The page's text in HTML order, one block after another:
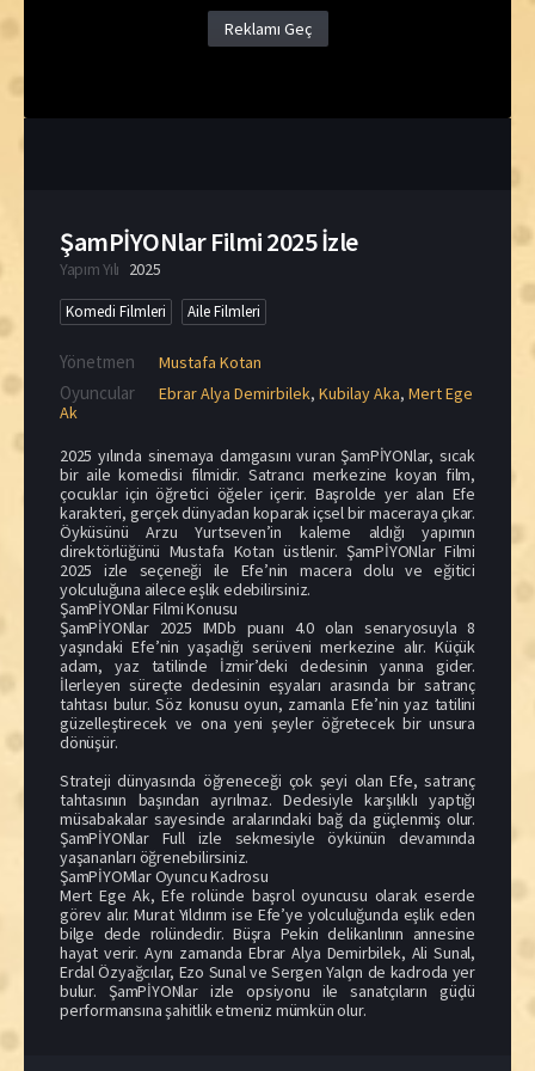
Reklamı Geç
ŞamPİYONlar Filmi 2025 İzle
Yapım Yılı 2025
Komedi Filmleri Aile Filmleri
Yönetmen Mustafa Kotan
Oyuncular Ebrar Alya Demirbilek, Kubilay Aka, Mert Ege
Ak
2025 yılında sinemaya damgasını vuran ŞamPİYONlar, sıcak
bir aile komedisi filmidir. Satrancı merkezine koyan film,
çocuklar için öğretici öğeler içerir. Başrolde yer alan Efe
karakteri, gerçek dünyadan koparak içsel bir maceraya çıkar.
Öyküsünü Arzu Yurtseven’in kaleme aldığı yapımın
direktörlüğünü Mustafa Kotan üstlenir. ŞamPİYONlar Filmi
2025 izle seçeneği ile Efe’nin macera dolu ve eğitici
yolculuğuna ailece eşlik edebilirsiniz.
ŞamPİYONlar Filmi Konusu
ŞamPİYONlar 2025 IMDb puanı 4.0 olan senaryosuyla 8
yaşındaki Efe’nin yaşadığı serüveni merkezine alır. Küçük
adam, yaz tatilinde İzmir’deki dedesinin yanına gider.
İlerleyen süreçte dedesinin eşyaları arasında bir satranç
tahtası bulur. Söz konusu oyun, zamanla Efe’nin yaz tatilini
güzelleştirecek ve ona yeni şeyler öğretecek bir unsura
dönüşür.
Strateji dünyasında öğreneceği çok şeyi olan Efe, satranç
tahtasının başından ayrılmaz. Dedesiyle karşılıklı yaptığı
müsabakalar sayesinde aralarındaki bağ da güçlenmiş olur.
ŞamPİYONlar Full izle sekmesiyle öykünün devamında
yaşananları öğrenebilirsiniz.
ŞamPİYOMlar Oyuncu Kadrosu
Mert Ege Ak, Efe rolünde başrol oyuncusu olarak eserde
görev alır. Murat Yıldırım ise Efe’ye yolculuğunda eşlik eden
bilge dede rolündedir. Büşra Pekin delikanlının annesine
hayat verir. Aynı zamanda Ebrar Alya Demirbilek, Ali Sunal,
Erdal Özyağcılar, Ezo Sunal ve Sergen Yalçın de kadroda yer
bulur. ŞamPİYONlar izle opsiyonu ile sanatçıların güçlü
performansına şahitlik etmeniz mümkün olur.